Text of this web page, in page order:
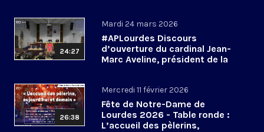
24:27
Mardi 24 mars 2026
#APLourdes Discours
d’ouverture du cardinal Jean-
Marc Aveline, président de la
26:38
Mercredi 11 février 2026
Fête de Notre-Dame de
Lourdes 2026 - Table ronde :
L’accueil des pèlerins,